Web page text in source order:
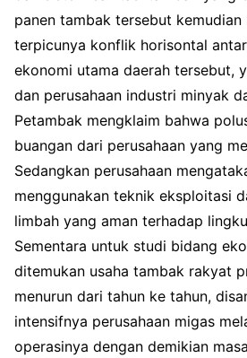
panen tambak tersebut
terpicunya konflik horisontal
ekonomi utama daerah tersebut,
dan perusahaan industri minyak
Petambak mengklaim bahwa
buangan dari perusahaan yang
Sedangkan perusahaan
menggunakan teknik eksploitasi
limbah yang aman terhadap
Sementara untuk studi bidang
ditemukan usaha tambak rakyat
menurun dari tahun ke tahun,
intensifnya perusahaan migas
operasinya dengan demikian